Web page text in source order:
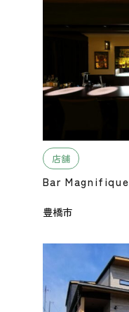
店舗
Bar Magnifique
豊橋市